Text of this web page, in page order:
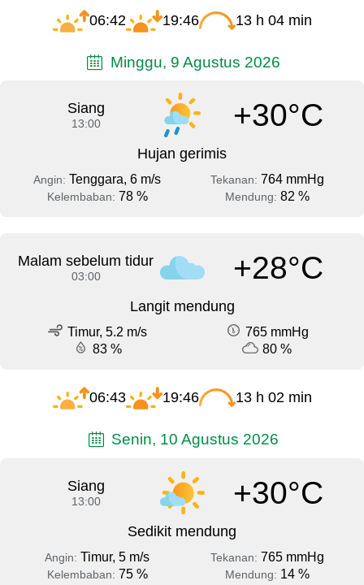
06:42 19:46 13 h 04 min
Minggu, 9 Agustus 2026
Siang
13:00 +30°C
Hujan gerimis
Angin: Tenggara, 6 m/s Tekanan: 764 mmHg
Kelembaban: 78 % Mendung: 82 %
Malam sebelum tidur
03:00 +28°C
Langit mendung
Timur, 5.2 m/s
765 mmHg
83 %
80 %
06:43 19:46 13 h 02 min
Senin, 10 Agustus 2026
Siang
13:00 +30°C
Sedikit mendung
Angin: Timur, 5 m/s Tekanan: 765 mmHg
Kelembaban: 75 % Mendung: 14 %